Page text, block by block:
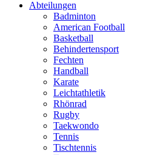
Abteilungen
Badminton
American Football
Basketball
Behindertensport
Fechten
Handball
Karate
Leichtathletik
Rhönrad
Rugby
Taekwondo
Tennis
Tischtennis